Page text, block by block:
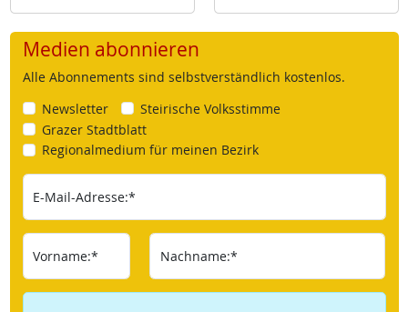
Medien abonnieren
Alle Abonnements sind selbstverständlich kostenlos.
Newsletter
Steirische Volksstimme
Grazer Stadtblatt
Regionalmedium für meinen Bezirk
E-Mail-Adresse:*
Vorname:* Nachname:*